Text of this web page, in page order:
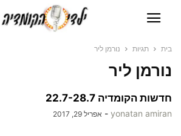
בית תגיות נורמן ליר
נורמן ליר
חדשות הקומדיה 22.7-28.7
yonatan amiran
- אפריל 29, 2017